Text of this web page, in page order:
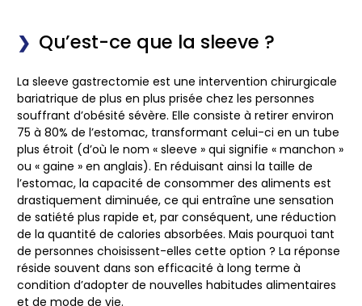
Qu’est-ce que la sleeve ?
La sleeve gastrectomie est une intervention chirurgicale
bariatrique de plus en plus prisée chez les personnes
souffrant d’obésité sévère. Elle consiste à retirer environ
75 à 80% de l’estomac, transformant celui-ci en un tube
plus étroit (d’où le nom « sleeve » qui signifie « manchon »
ou « gaine » en anglais). En réduisant ainsi la taille de
l’estomac, la capacité de consommer des aliments est
drastiquement diminuée, ce qui entraîne une sensation
de satiété plus rapide et, par conséquent, une réduction
de la quantité de calories absorbées. Mais pourquoi tant
de personnes choisissent-elles cette option ? La réponse
réside souvent dans son efficacité à long terme à
condition d’adopter de nouvelles habitudes alimentaires
et de mode de vie.